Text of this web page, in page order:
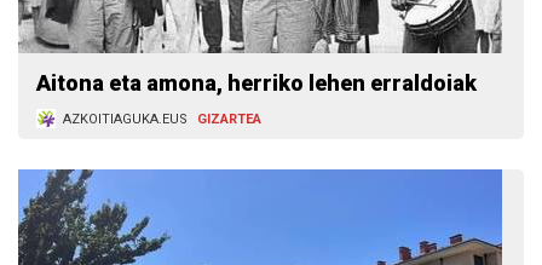
Aitona eta amona, herriko lehen erraldoiak
AZKOITIAGUKA.EUS GIZARTEA